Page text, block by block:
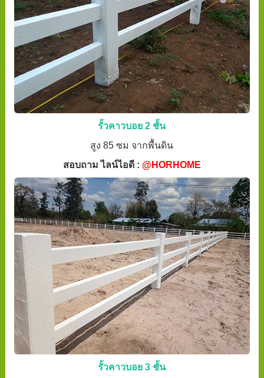
รั้วคาวบอย 2 ชั้น
สูง 85 ซม จากพื้นดิน
สอบถาม ไลน์ไอดี : @HORHOME
รั้วคาวบอย 3 ชั้น